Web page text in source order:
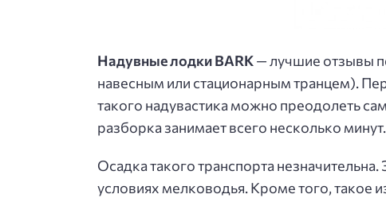
Надувные лодки BARK— лучшие отзывы
навесным или стационарным транцем).
такого надувастика можно преодолеть
разборка занимает всего несколько минут.
Осадка такого транспорта
условиях мелководья. Кроме того,